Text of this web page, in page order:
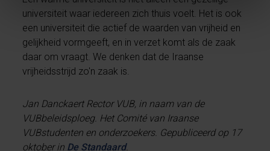
universiteit waar iedereen zich thuis voelt. Het is ook
een universiteit die actief de waarden van vrijheid en
gelijkheid vormgeeft, en in verzet komt als de zaak
daar om vraagt. We denken dat de Iraanse
vrijheidsstrijd zo'n zaak is.
Jan Danckaert Rector VUB, in naam van de
VUBbeleidsploeg. Het Comité van Iraanse
VUBstudenten en onderzoekers. Gepubliceerd op 17
oktober in De Standaard.